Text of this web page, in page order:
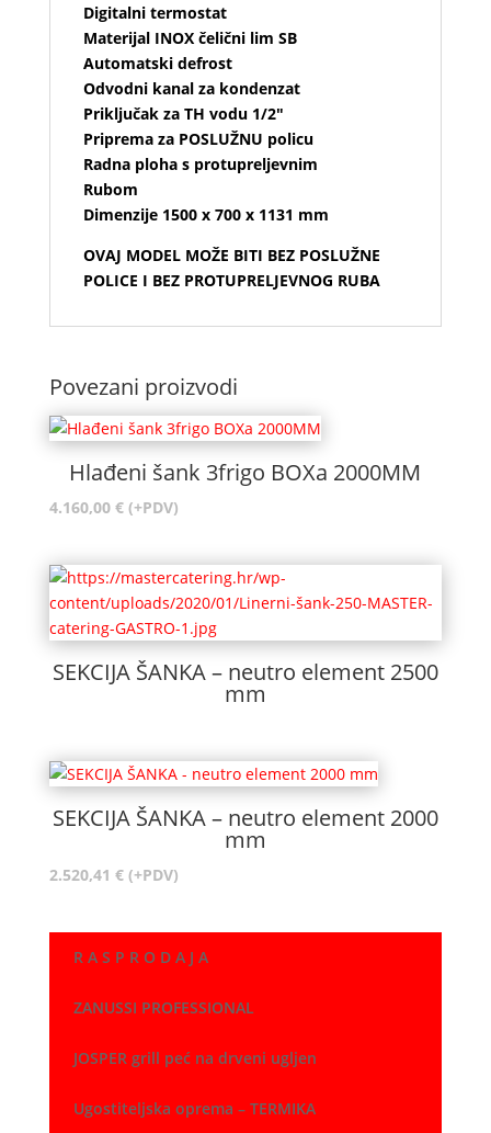
Digitalni termostat
Materijal INOX čelični lim SB
Automatski defrost
Odvodni kanal za kondenzat
Priključak za TH vodu 1/2″
Priprema za POSLUŽNU policu
Radna ploha s protupreljevnim
Rubom
Dimenzije 1500 x 700 x 1131 mm
OVAJ MODEL MOŽE BITI BEZ POSLUŽNE
POLICE I BEZ PROTUPRELJEVNOG RUBA
Povezani proizvodi
Hlađeni šank 3frigo BOXa 2000MM
4.160,00 € (+PDV)
SEKCIJA ŠANKA – neutro element 2500
mm
SEKCIJA ŠANKA – neutro element 2000
mm
2.520,41 € (+PDV)
R A S P R O D A J A
ZANUSSI PROFESSIONAL
JOSPER grill peć na drveni ugljen
Ugostiteljska oprema – TERMIKA